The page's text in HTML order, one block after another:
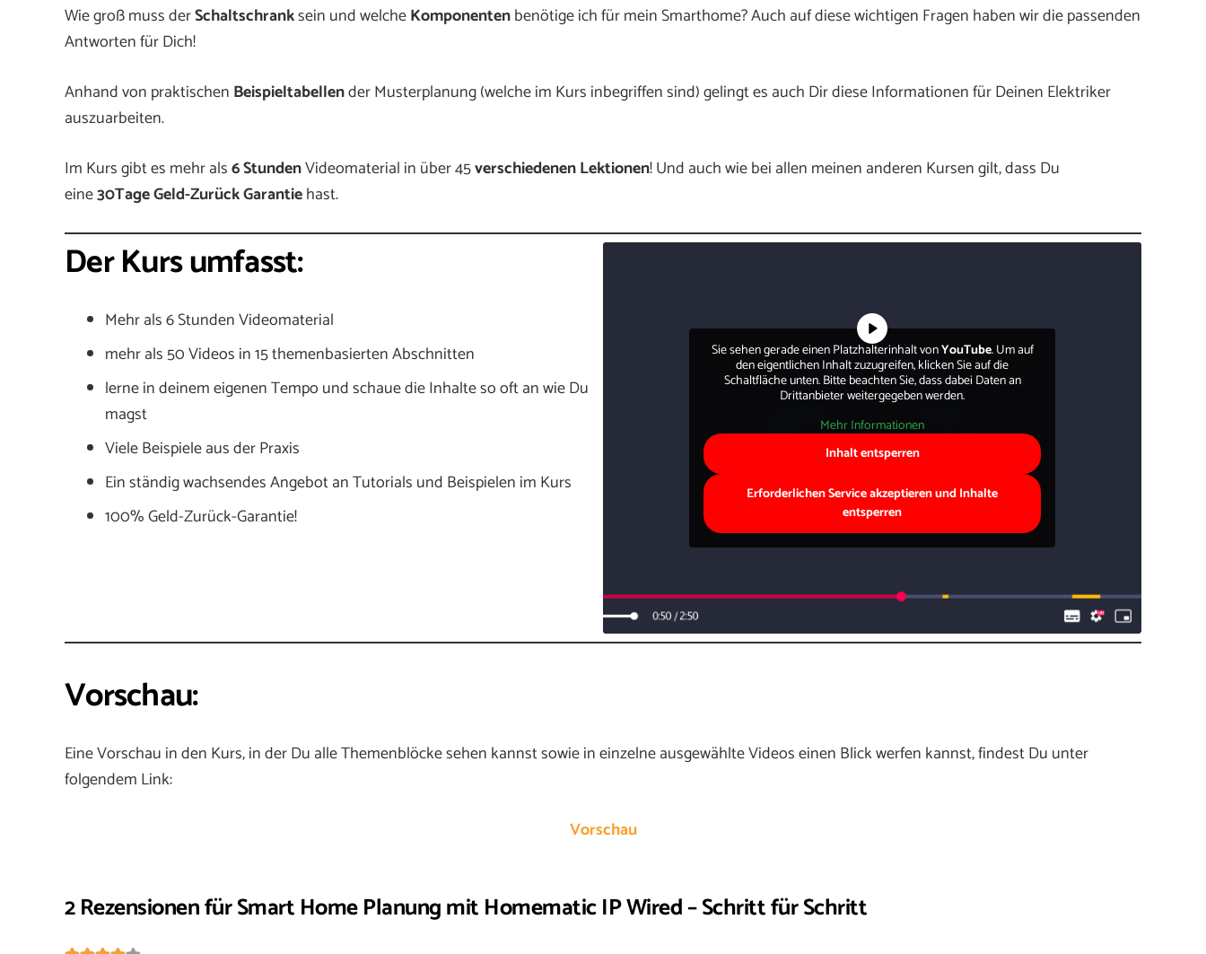
Wie groß muss derSchaltschranksein und welcheKomponentenbenötige ich für mein Smarthome? Auch auf diese wichtigen Fragen haben wir die passenden
Antworten für Dich!
Anhand von praktischen Beispieltabellender Musterplanung (welche im Kurs inbegriffen sind) gelingt es auch Dir diese Informationen für Deinen Elektriker
auszuarbeiten.
Im Kurs gibt es mehr als6 StundenVideomaterial in über 45verschiedenen Lektionen! Und auch wie bei allen meinen anderen Kursen gilt, dass Du
eine30Tage Geld-Zurück Garantiehast.
Der Kurs umfasst:
Mehr als 6 Stunden Videomaterial
mehr als 50 Videos in 15 themenbasierten Abschnitten
lerne in deinem eigenen Tempo und schaue die Inhalte so oft an wie Du
magst
Viele Beispiele aus der Praxis
Ein ständig wachsendes Angebot an Tutorials und Beispielen im Kurs
100% Geld-Zurück-Garantie!
Sie sehen gerade einen Platzhalterinhalt vonYouTube. Um auf
den eigentlichen Inhalt zuzugreifen, klicken Sie auf die
Schaltfläche unten. Bitte beachten Sie, dass dabei Daten an
Drittanbieter weitergegeben werden.
Mehr Informationen
Inhalt entsperren
Erforderlichen Service akzeptieren und Inhalte
entsperren
Vorschau:
Eine Vorschau in den Kurs, in der Du alle Themenblöcke sehen kannst sowie in einzelne ausgewählte Videos einen Blick werfen kannst, findest Du unter
folgendem Link:
Vorschau
2 Rezensionen fürSmart Home Planung mit Homematic IP Wired – Schritt für Schritt